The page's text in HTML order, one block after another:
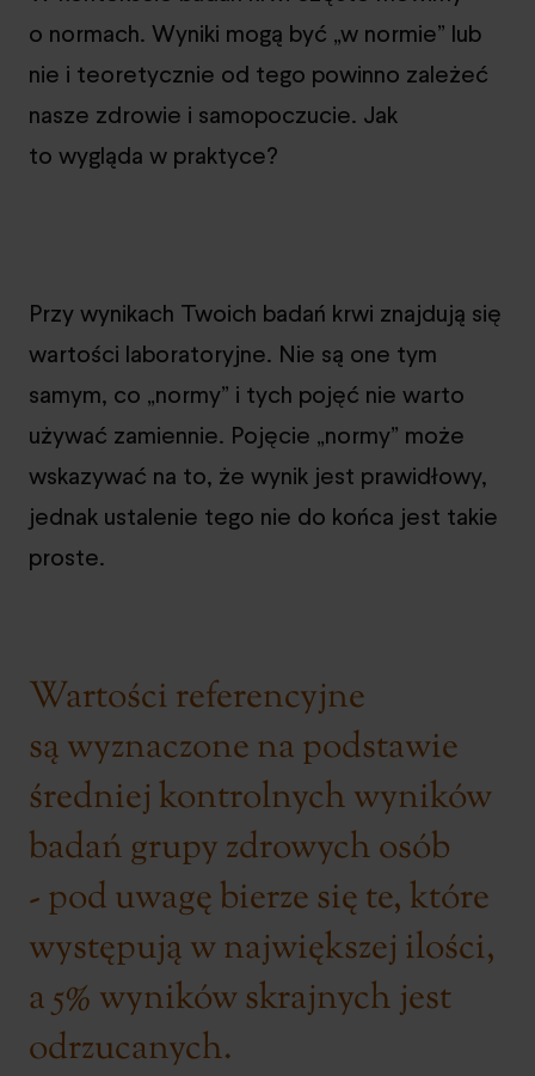
o normach. Wyniki mogą być „w normie” lub
nie i teoretycznie od tego powinno zależeć
nasze zdrowie i samopoczucie. Jak
to wygląda w praktyce?
Przy wynikach Twoich badań krwi znajdują się
wartości laboratoryjne. Nie są one tym
samym, co „normy” i tych pojęć nie warto
używać zamiennie. Pojęcie „normy” może
wskazywać na to, że wynik jest prawidłowy,
jednak ustalenie tego nie do końca jest takie
proste.
Wartości referencyjne
są wyznaczone na podstawie
średniej kontrolnych wyników
badań grupy zdrowych osób
- pod uwagę bierze się te, które
występują w największej ilości,
a 5% wyników skrajnych jest
odrzucanych.